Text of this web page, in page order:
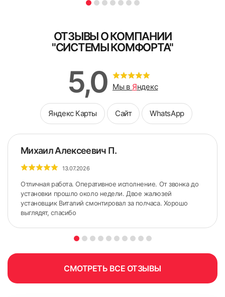
ОТЗЫВЫ О КОМПАНИИ
"СИСТЕМЫ КОМФОРТА"
5,0 Мы в Яндекс
Яндекс Карты Сайт WhatsApp
Михаил Алексеевич П.
13.07.2026
Отличная работа. Оперативное исполнение. От звонка до
установки прошло около недели. Двое жалюзей
установщик Виталий смонтировал за полчаса. Хорошо
выглядят, спасибо
СМОТРЕТЬ ВСЕ ОТЗЫВЫ